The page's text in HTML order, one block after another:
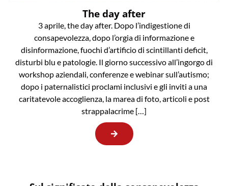
The day after
3 aprile, the day after. Dopo l’indigestione di
consapevolezza, dopo l’orgia di informazione e
disinformazione, fuochi d’artificio di scintillanti deficit,
disturbi blu e patologie. Il giorno successivo all’ingorgo di
workshop aziendali, conferenze e webinar sull’autismo;
dopo i paternalistici proclami inclusivi e gli inviti a una
caritatevole accoglienza, la marea di foto, articoli e post
strappalacrime […]